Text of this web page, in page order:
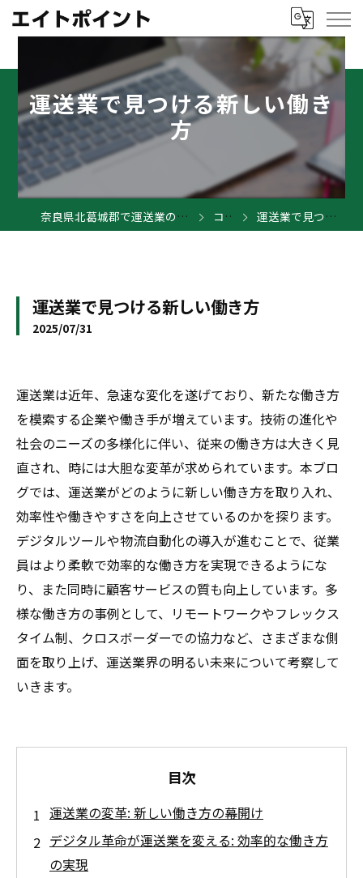
運送業で見つける新しい働き
方
奈良県北葛城郡で運送業の求人ならエイトポイント コラム 運送業で見つける新しい働き方
運送業で見つける新しい働き方
2025/07/31
運送業は近年、急速な変化を遂げており、新たな働き方
を模索する企業や働き手が増えています。技術の進化や
社会のニーズの多様化に伴い、従来の働き方は大きく見
直され、時には大胆な変革が求められています。本ブロ
グでは、運送業がどのように新しい働き方を取り入れ、
効率性や働きやすさを向上させているのかを探ります。
デジタルツールや物流自動化の導入が進むことで、従業
員はより柔軟で効率的な働き方を実現できるようにな
り、また同時に顧客サービスの質も向上しています。多
様な働き方の事例として、リモートワークやフレックス
タイム制、クロスボーダーでの協力など、さまざまな側
面を取り上げ、運送業界の明るい未来について考察して
いきます。
目次
運送業の変革: 新しい働き方の幕開け
デジタル革命が運送業を変える: 効率的な働き方
の実現